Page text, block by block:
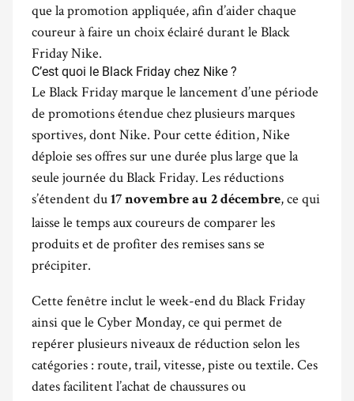
que la promotion appliquée, afin d’aider chaque
coureur à faire un choix éclairé durant le Black
Friday Nike.
C’est quoi le Black Friday chez Nike ?
Le Black Friday marque le lancement d’une période
de promotions étendue chez plusieurs marques
sportives, dont Nike. Pour cette édition, Nike
déploie ses offres sur une durée plus large que la
seule journée du Black Friday. Les réductions
s’étendent du 17 novembre au 2 décembre, ce qui
laisse le temps aux coureurs de comparer les
produits et de profiter des remises sans se
précipiter.
Cette fenêtre inclut le week-end du Black Friday
ainsi que le Cyber Monday, ce qui permet de
repérer plusieurs niveaux de réduction selon les
catégories : route, trail, vitesse, piste ou textile. Ces
dates facilitent l’achat de chaussures ou